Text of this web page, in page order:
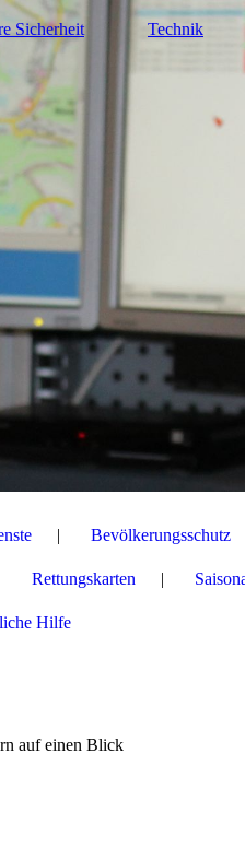
Sicherheit Technik
Bevölkerungsschutz
Rettungskarten
Hilfe
auf einen Blick